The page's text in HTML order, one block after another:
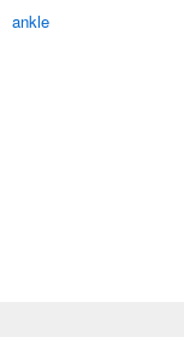
ankle